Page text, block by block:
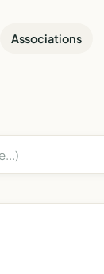
Associations